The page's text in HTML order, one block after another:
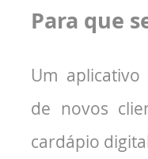
Para que
Um
de novos
cardápio